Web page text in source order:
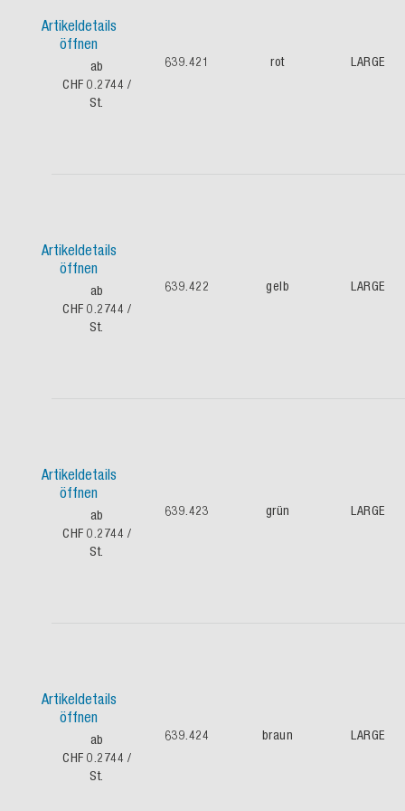
Artikeldetails
öffnen
ab
CHF 0.2744 /
St.
639.421 rot LARGE
Artikeldetails
öffnen
ab
CHF 0.2744 /
St.
639.422 gelb LARGE
Artikeldetails
öffnen
ab
CHF 0.2744 /
St.
639.423 grün LARGE
Artikeldetails
öffnen
ab
CHF 0.2744 /
St.
639.424 braun LARGE